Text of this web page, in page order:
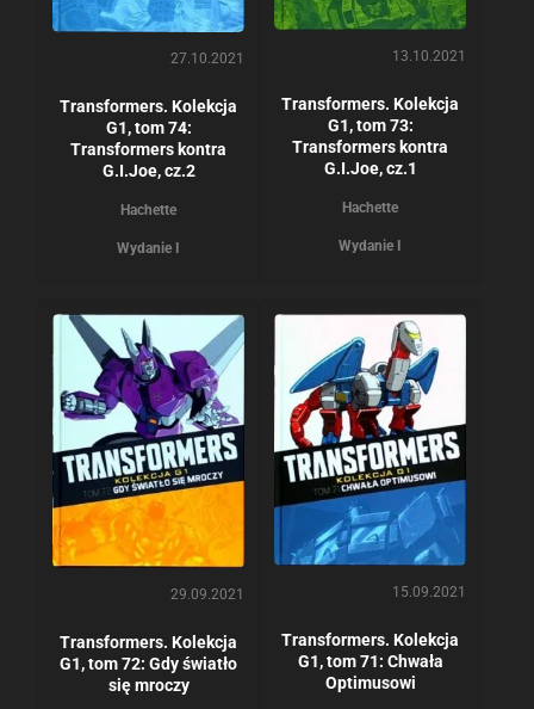
27.10.2021
Transformers. Kolekcja
G1, tom 74:
Transformers kontra
G.I.Joe, cz.2
Hachette
Wydanie I
13.10.2021
Transformers. Kolekcja
G1, tom 73:
Transformers kontra
G.I.Joe, cz.1
Hachette
Wydanie I
29.09.2021
Transformers. Kolekcja
G1, tom 72: Gdy światło
się mroczy
15.09.2021
Transformers. Kolekcja
G1, tom 71: Chwała
Optimusowi